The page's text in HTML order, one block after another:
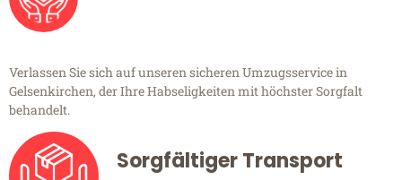
Verlassen Sie sich auf unseren sicheren Umzugsservice in
Gelsenkirchen, der Ihre Habseligkeiten mit höchster Sorgfalt
behandelt.
Sorgfältiger Transport